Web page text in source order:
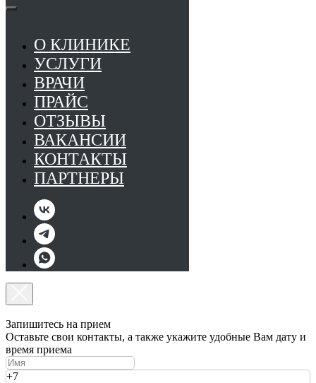
О КЛИНИКЕ
УСЛУГИ
ВРАЧИ
ПРАЙС
ОТЗЫВЫ
ВАКАНСИИ
КОНТАКТЫ
ПАРТНЕРЫ
Запишитесь на прием
Оставьте свои контакты, а также укажите удобные Вам дату и
время приема
+7